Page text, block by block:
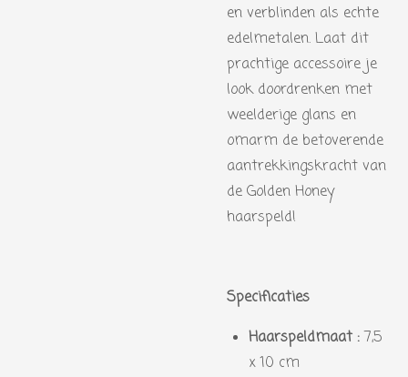
en verblinden als echte
edelmetalen. Laat dit
prachtige accessoire je
look doordrenken met
weelderige glans en
omarm de betoverende
aantrekkingskracht van
de Golden Honey
haarspeld!
Specificaties
Haarspeldmaat :7,5
x 10 cm